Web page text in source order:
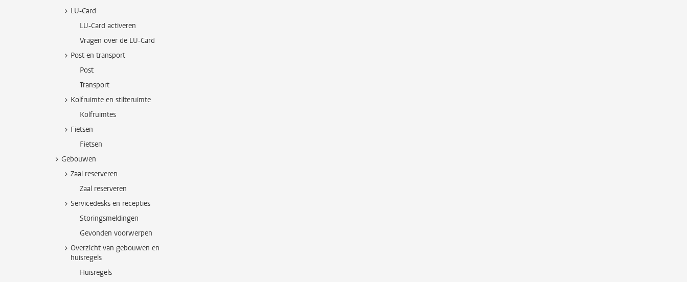
LU-Card
LU-Card activeren
Vragen over de LU-Card
Post en transport
Post
Transport
Kolfruimte en stilteruimte
Kolfruimtes
Fietsen
Fietsen
Gebouwen
Zaal reserveren
Zaal reserveren
Servicedesks en recepties
Storingsmeldingen
Gevonden voorwerpen
Overzicht van gebouwen en
huisregels
Huisregels